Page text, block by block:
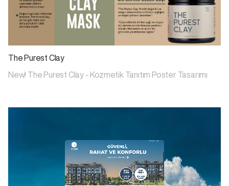
The Purest Clay
New! The Purest Clay - Kozmetik Tanıtım Poster Tasarımı